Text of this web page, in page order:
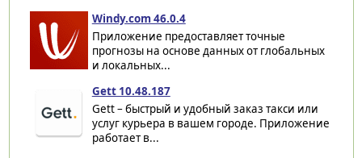
Windy.com 46.0.4
Приложение предоставляет точные
прогнозы на основе данных от глобальных
и локальных...
Gett 10.48.187
Gett – быстрый и удобный заказ такси или
услуг курьера в вашем городе. Приложение
работает в...